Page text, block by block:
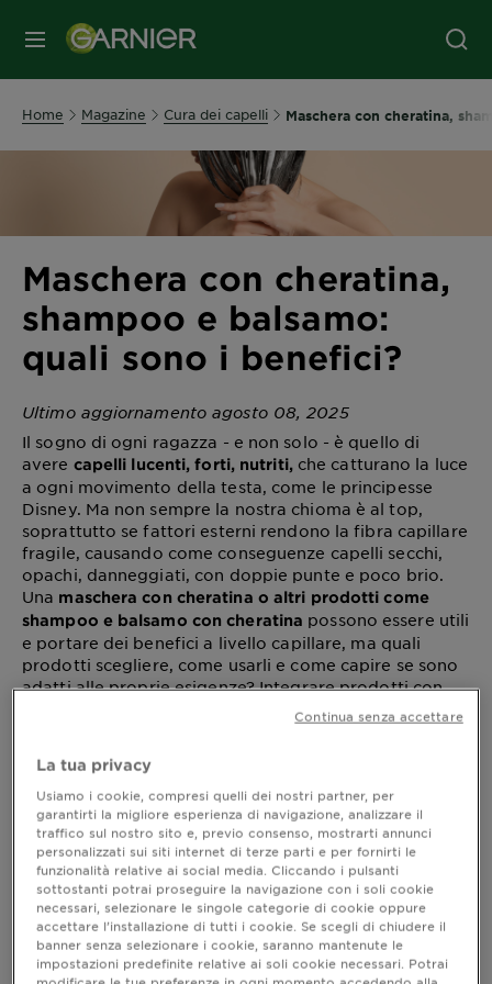
MENU
Home Magazine Cura dei capelli Maschera con cheratina,
Maschera con cheratina,
shampoo e balsamo:
quali sono i benefici?
Ultimo aggiornamento agosto 08, 2025
Il sogno di ogni ragazza - e non solo - è quello di
avere capelli lucenti, forti, nutriti,che catturano la luce
a ogni movimento della testa, come le principesse
Disney. Ma non sempre la nostra chioma è al top,
soprattutto se fattori esterni rendono la fibra capillare
fragile, causando come conseguenze capelli secchi,
opachi, danneggiati, con doppie punte e poco brio.
Una maschera con cheratina o altri prodotti come
shampoo e balsamo con cheratina possono essere utili
e portare dei benefici a livello capillare, ma quali
prodotti scegliere, come usarli e come capire se sono
adatti alle proprie esigenze? Integrare prodotti con
cheratina nella tua routine di bellezza può fare la
dove ogni prodotto sia studiato per lavorare in modo
ottimizzato, offrendo risultati ottimali per chi desidera
una chioma forte, morbida e splendente.
Prodotti capelli con cheratina: beauty
routine efficace
Quando si parla di skincare, siamo abituati a seguire
La tua privacy
Usiamo i cookie, compresi quelli dei nostri partner, per
garantirti la migliore esperienza di navigazione, analizzare il
traffico sul nostro sito e, previo consenso, mostrarti annunci
personalizzati sui siti internet di terze parti e per fornirti le
funzionalità relative ai social media. Cliccando i pulsanti
sottostanti potrai proseguire la navigazione con i soli cookie
necessari, selezionare le singole categorie di cookie oppure
accettare l’installazione di tutti i cookie. Se scegli di chiudere il
banner senza selezionare i cookie, saranno mantenute le
impostazioni predefinite relative ai soli cookie necessari. Potrai
Continua senza accettare